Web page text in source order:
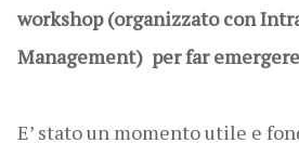
workshop (organizzato con
Management) per far emergere
E’ stato un momento utile e